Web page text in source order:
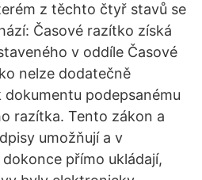
z těchto čtyř stavů se
Časové razítko získá
v oddíle Časové
nelze dodatečně
podepsanému
razítka. Tento zákon a
umožňují a v
přímo ukládají,